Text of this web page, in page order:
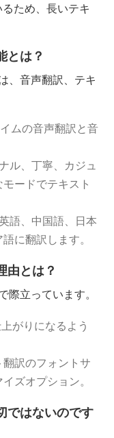
ため、長いテキ
とは？
、音声翻訳、テキ
ムの音声翻訳と音
ル、丁寧、カジュ
ードでテキスト
語、中国語、日本
に翻訳します。
由とは？
際立っています。
がりになるよう
訳のフォントサ
ズオプション。
ではないのです